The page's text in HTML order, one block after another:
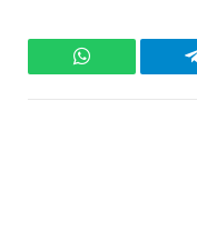
تيلقرام واتساب